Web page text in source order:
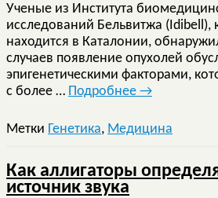
Ученые из Института
исследований Бельвитжа (Idibell),
находится в Каталонии,
случаев появление опухолей
эпигенетическими факторами,
с более … Подробнее →
Метки Генетика, Медицина
Как аллигаторы
источник звука